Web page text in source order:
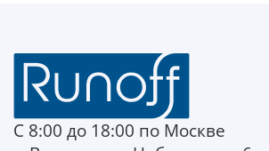
С 8:00 до 18:00 по Москве